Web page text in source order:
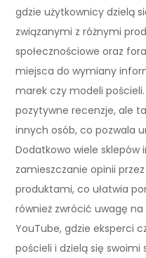
gdzie użytkownicy dzielą
związanymi z różnymi
społecznościowe oraz
miejsca do wymiany
marek czy modeli
pozytywne recenzje, ale
innych osób, co pozwala
Dodatkowo wiele
zamieszczanie opinii
produktami, co ułatwia
również zwrócić uwagę
YouTube, gdzie eksperci
pościeli i dzielą się swoimi